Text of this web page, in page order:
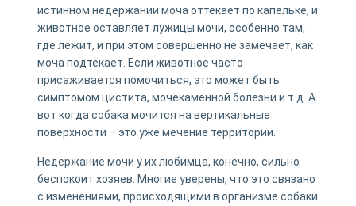
истинном недержании моча оттекает по капельке, и
животное оставляет лужицы мочи, особенно там,
где лежит, и при этом совершенно не замечает, как
моча подтекает. Если животное часто
присаживается помочиться, это может быть
симптомом цистита, мочекаменной болезни и т.д. А
вот когда собака мочится на вертикальные
поверхности – это уже мечение территории.
Недержание мочи у их любимца, конечно, сильно
беспокоит хозяев. Многие уверены, что это связано
с изменениями, происходящими в организме собаки